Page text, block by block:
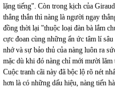
lặng tiếng". Còn trong kịch của
thẳng thắn thì nàng là người ngay
đồng thời lại "thuộc loại đàn bà lắm
cực đoan cùng những ẩn ức tâm lí
nhớ và sự bảo thủ của nàng luôn ra
mặc dù khi đó nàng chỉ mới mười
Cuộc tranh cãi này đã bộc lộ rõ nét
hơn là có những dấu hiệu, nàng tiến